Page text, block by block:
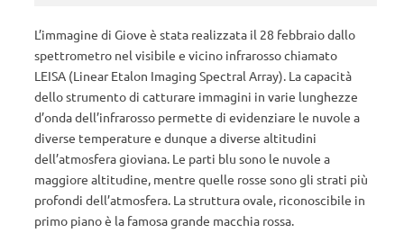
L’immagine di Giove è stata realizzata il 28 febbraio dallo
spettrometro nel visibile e vicino infrarosso chiamato
LEISA (Linear Etalon Imaging Spectral Array). La capacità
dello strumento di catturare immagini in varie lunghezze
d’onda dell’infrarosso permette di evidenziare le nuvole a
diverse temperature e dunque a diverse altitudini
dell’atmosfera gioviana. Le parti blu sono le nuvole a
maggiore altitudine, mentre quelle rosse sono gli strati più
profondi dell’atmosfera. La struttura ovale, riconoscibile in
primo piano è la famosa grande macchia rossa.